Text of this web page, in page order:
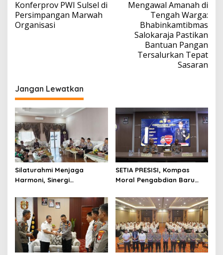
pos
Konferprov PWI Sulsel di
Persimpangan Marwah
Organisasi
Mengawal Amanah di
Tengah Warga:
Bhabinkamtibmas
Salokaraja Pastikan
Bantuan Pangan
Tersalurkan Tepat
Sasaran
Jangan Lewatkan
Silaturahmi Menjaga
Harmoni, Sinergi
Soppeng
SETIA PRESISI, Kompas
Moral Pengabdian Baru